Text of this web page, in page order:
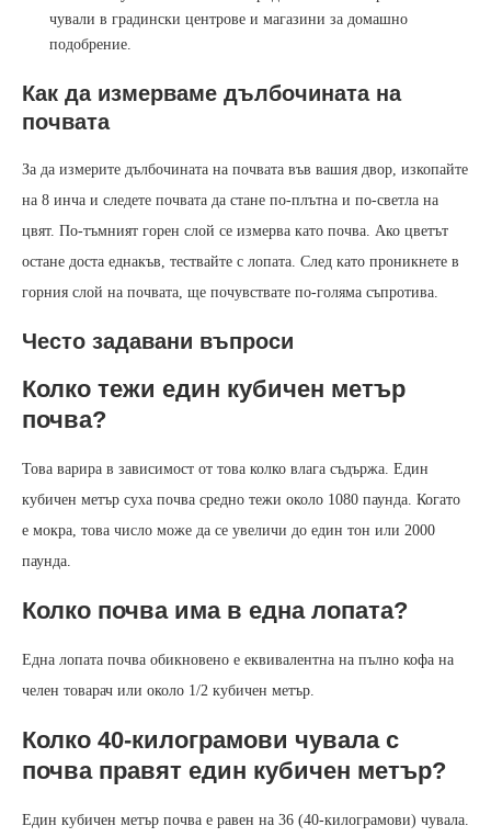
чували в градински центрове и магазини за домашно
подобрение.
Как да измерваме дълбочината на
почвата
За да измерите дълбочината на почвата във вашия двор, изкопайте
на 8 инча и следете почвата да стане по-плътна и по-светла на
цвят. По-тъмният горен слой се измерва като почва. Ако цветът
остане доста еднакъв, тествайте с лопата. След като проникнете в
горния слой на почвата, ще почувствате по-голяма съпротива.
Често задавани въпроси
Колко тежи един кубичен метър
почва?
Това варира в зависимост от това колко влага съдържа. Един
кубичен метър суха почва средно тежи около 1080 паунда. Когато
е мокра, това число може да се увеличи до един тон или 2000
паунда.
Колко почва има в една лопата?
Една лопата почва обикновено е еквивалентна на пълно кофа на
челен товарач или около 1/2 кубичен метър.
Колко 40-килограмови чувала с
почва правят един кубичен метър?
Един кубичен метър почва е равен на 36 (40-килограмови) чувала.